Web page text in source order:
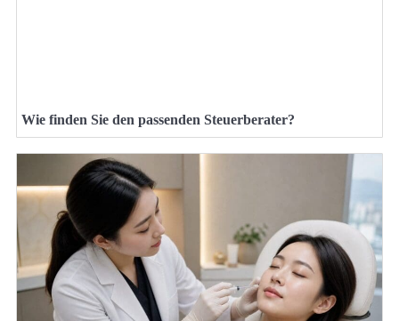
Wie finden Sie den passenden Steuerberater?